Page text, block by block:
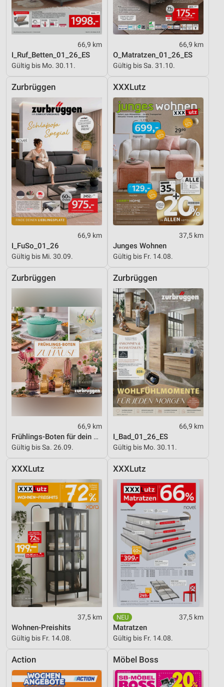
66,9 km
I_Ruf_Betten_01_26_ES
Gültig bis Mo. 30.11.
66,9 km
O_Matratzen_01_26_ES
Gültig bis Sa. 31.10.
Zurbrüggen
66,9 km
I_FuSo_01_26
Gültig bis Mi. 30.09.
XXXLutz
37,5 km
Junges Wohnen
Gültig bis Fr. 14.08.
Zurbrüggen
66,9 km
Frühlings-Boten für dein Zuhause
Gültig bis Sa. 26.09.
Zurbrüggen
66,9 km
I_Bad_01_26_ES
Gültig bis Mo. 30.11.
XXXLutz
37,5 km
Wohnen-Preishits
Gültig bis Fr. 14.08.
XXXLutz
37,5 km
Matratzen
Gültig bis Fr. 14.08.
Action Möbel Boss